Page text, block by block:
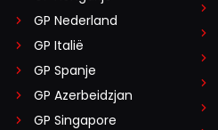
GP Nederland
GP Italië
GP Spanje
GP Azerbeidzjan
GP Singapore